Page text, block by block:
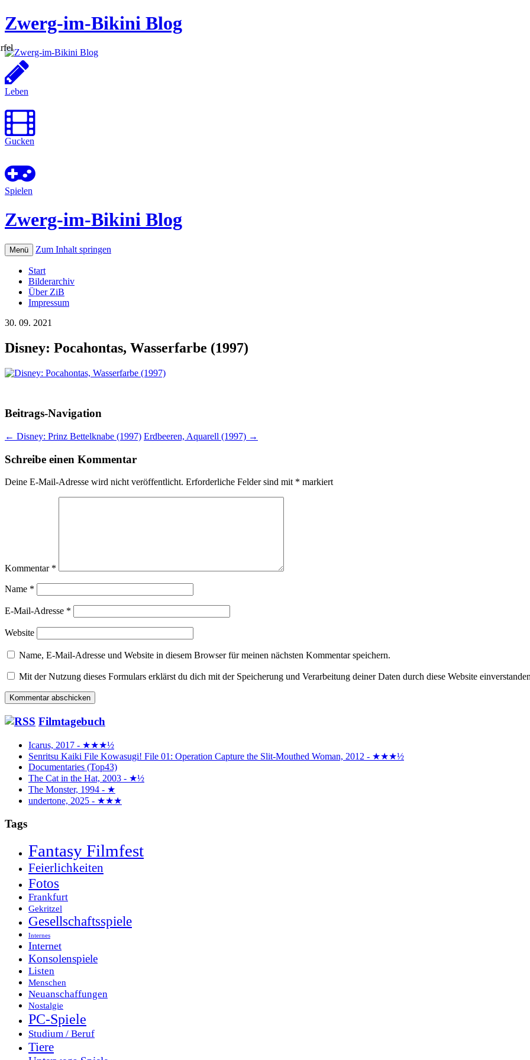
Zwerg-im-Bikini Blog
Leben
Gucken
Spielen
Zwerg-im-Bikini Blog
Menü Zum Inhalt springen
Start
Bilderarchiv
Über ZiB
Impressum
30. 09. 2021
Disney: Pocahontas, Wasserfarbe (1997)
Beitrags-Navigation
← Disney: Prinz Bettelknabe (1997) Erdbeeren, Aquarell (1997) →
Schreibe einen Kommentar
Deine E-Mail-Adresse wird nicht veröffentlicht. Erforderliche Felder sind mit * markiert
Kommentar *
Name *
E-Mail-Adresse *
Website
Name, E-Mail-Adresse und Website in diesem Browser für meinen nächsten Kommentar speichern.
Mit der Nutzung dieses Formulars erklärst du dich mit der Speicherung und Verarbeitung deiner Daten durch diese Website
Filmtagebuch
Icarus, 2017 - ★★★½
Senritsu Kaiki File Kowasugi! File 01: Operation Capture the Slit-Mouthed Woman, 2012 - ★★★½
Documentaries (Top43)
The Cat in the Hat, 2003 - ★½
The Monster, 1994 - ★
undertone, 2025 - ★★★
Tags
Fantasy Filmfest
Feierlichkeiten
Fotos
Frankfurt
Gekritzel
Gesellschaftsspiele
Internes
Internet
Konsolenspiele
Listen
Menschen
Neuanschaffungen
Nostalgie
PC-Spiele
Studium / Beruf
Tiere